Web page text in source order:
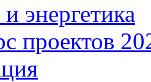
энергетика
проектов